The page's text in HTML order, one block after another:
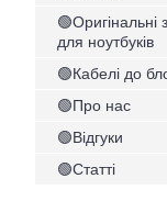
🟢Оригінальні
для ноутбуків
🟢Кабелі до
🟢Про нас
🟢Відгуки
🟢Статті